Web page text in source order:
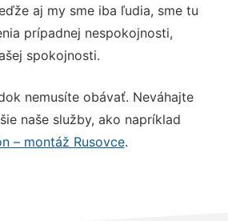
aj my sme iba ľudia, sme tu
prípadnej nespokojnosti,
spokojnosti.
nemusíte obávať. Neváhajte
naše služby, ako napríklad
– montáž Rusovce.